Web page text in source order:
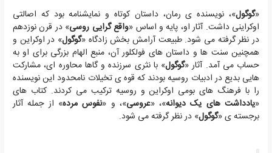
«گوگول»، نویسنده ی رمان، داستان کوتاه و نمایشنامه بود که اصالتی
اوکراینی داشت. آثار او، پایه و اساس «واقع گرایی روسی» در قرن نوزدهم
در نظر گرفته می شود. طبیعت آرامش بخش زادگاه «گوگول» در اوکراین و
همچنین سنت ها و داستان های فولکلور آن، منبع الهام بزرگی برای او به
حساب می آمد. آثار «گوگول» با نثری سرزنده و گاها محاوره ای، مشارکت
هایی بدیع در ادبیات روسیه بودند که قوه ی تخیلات نامحدود این نویسنده
را با فرهنگ های بومی اوکراین و روسیه ترکیب می کردند. کتاب های
«یادداشت های یک دیوانه»، «عروسی»، و «نفوس مرده» از جمله آثار
برجسته ی «گوگول» در نظر گرفته می شود.